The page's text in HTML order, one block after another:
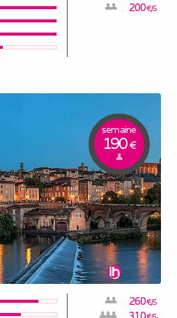
200€/S
semaine
190€
260€/S